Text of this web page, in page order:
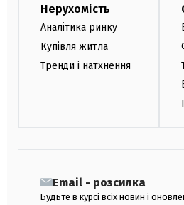
Нерухомість
Аналітика ринку
Купівля житла
Тренди і натхнення
Email - розсилка
Будьте в курсі всіх новин і